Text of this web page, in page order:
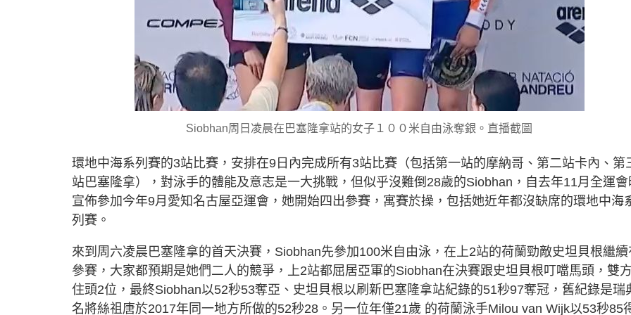
Siobhan周日凌晨在巴塞隆拿站的女子１００米自由泳奪銀。直播截圖
環地中海系列賽的3站比賽，安排在9日內完成所有3站比賽（包括第一站的摩納哥、第二站卡內、第
站巴塞隆拿），對泳手的體能及意志是一大挑戰，但似乎沒難倒28歲的Siobhan，自去年11月全運會
宣佈參加今年9月愛知名古屋亞運會，她開始四出參賽，寓賽於操，包括她近年都沒缺席的環地中海
列賽。
來到周六凌晨巴塞隆拿的首天決賽，Siobhan先參加100米自由泳，在上2站的荷蘭勁敵史坦貝根繼續
參賽，大家都預期是她們二人的競爭，上2站都屈居亞軍的Siobhan在決賽跟史坦貝根叮噹馬頭，雙
住頭2位，最終Siobhan以52秒53奪亞、史坦貝根以刷新巴塞隆拿站紀錄的51秒97奪冠，舊紀錄是瑞
名將絲祖唐於2017年同一地方所做的52秒28。另一位年僅21歲 的荷蘭泳手Milou van Wijk以53秒85